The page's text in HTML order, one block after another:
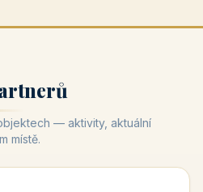
— aktivity, aktuální
místě.